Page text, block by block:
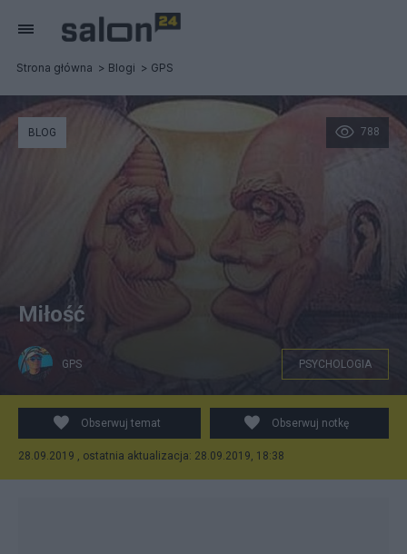
Strona główna Blogi GPS
788
BLOG
Miłość
GPS PSYCHOLOGIA
Obserwuj temat Obserwuj notkę
28.09.2019 , ostatnia aktualizacja: 28.09.2019, 18:38